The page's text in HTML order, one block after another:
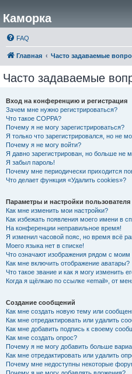
Каморка
FAQ
Главная Часто задаваемые
Часто задаваемые
Вход на конференцию и регистрация
Зачем мне нужно регистрироваться?
Что такое COPPA?
Почему я не могу зарегистрироваться?
Я только что зарегистрировался, но не
Почему я не могу войти?
Я давно зарегистрирован, но больше не
Я забыл пароль!
Почему мне периодически приходится
Что делает функция «Удалить cookies»?
Параметры и настройки пользователя
Как мне изменить мои настройки?
Как избежать появления моего имени в
На конференции неправильное время!
Я изменил часовой пояс, но время всё
Моего языка нет в списке!
Что означают изображения рядом с
Как мне включить отображение аватары?
Что такое звание и как я могу изменить
Когда я щёлкаю по ссылке «email», от
Создание сообщений
Как мне создать новую тему или
Как мне отредактировать или удалить
Как мне добавить подпись к своему
Как мне создать опрос?
Почему я не могу добавить больше
Как мне отредактировать или удалить
Почему мне недоступны некоторые